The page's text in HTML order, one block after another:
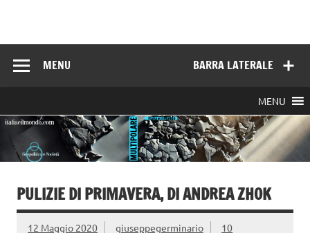
BARRA LATERALE
MENU
MENU
PULIZIE DI PRIMAVERA, DI ANDREA ZHOK
12 Maggio 2020 giuseppegerminario
10